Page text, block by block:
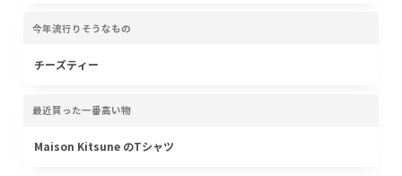
今年流行りそうなもの
チーズティー
最近買った一番高い物
Maison Kitsune のTシャツ